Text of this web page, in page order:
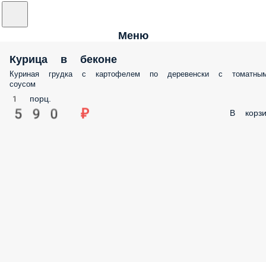
Меню
Курица в беконе
Куриная грудка с картофелем по деревенски с
соусом
1 порц.
590 ₽ В